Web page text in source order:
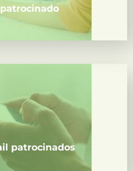
de entrada de tu
personalizados.
patrocinados